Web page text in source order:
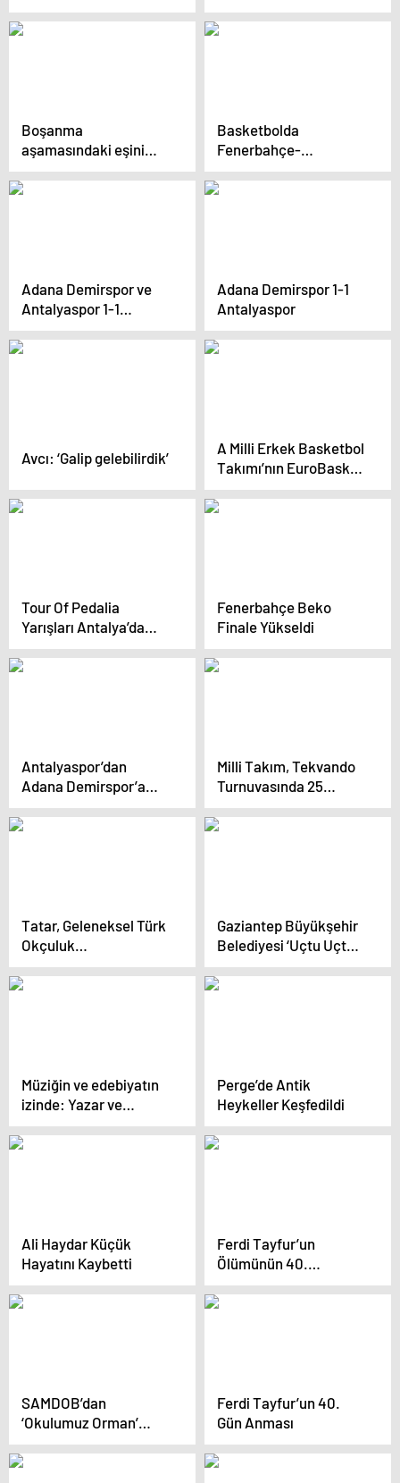
Boşanma
aşamasındaki eşini
bıçaklayarak öldürdü
Basketbolda
Fenerbahçe-
Galatasaray maçı
yarıda kaldı
Adana Demirspor ve
Antalyaspor 1-1
Beraber Kaldı
Adana Demirspor 1-1
Antalyaspor
Avcı: ‘Galip gelebilirdik’
A Milli Erkek Basketbol
Takımı’nın EuroBasket
2025 Aday Kadrosu
Açıklandı
Tour Of Pedalia
Yarışları Antalya’da
Başladı
Fenerbahçe Beko
Finale Yükseldi
Antalyaspor’dan
Adana Demirspor’a
Beraberlik
Milli Takım, Tekvando
Turnuvasında 25
Madalya Kazandı
Tatar, Geleneksel Türk
Okçuluk
Federasyonu’nu kabul
etti
Gaziantep Büyükşehir
Belediyesi ‘Uçtu Uçtu
Hezarfen’ Müzikalini
Şırnak’ta Sahnelerken
Müziğin ve edebiyatın
izinde: Yazar ve
besteci Turhan Taşan,
anılarını ve eserlerini
Perge’de Antik
Heykeller Keşfedildi
Ali Haydar Küçük
Hayatını Kaybetti
Ferdi Tayfur’un
Ölümünün 40.
Gününde Mevlit
Okutuldu
SAMDOB’dan
‘Okulumuz Orman’
Oyunu
Ferdi Tayfur’un 40.
Gün Anması